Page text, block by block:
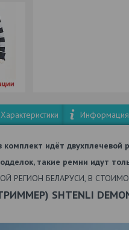
Характеристики Информация
идёт
такие ремни идут
РЕГИОН БЕЛАРУСИ, В
SHTENLI